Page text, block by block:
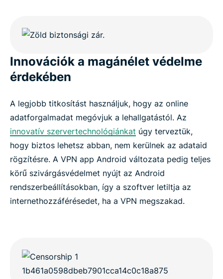
Innovációk a magánélet védelme
érdekében
A legjobb titkosítást használjuk, hogy az online
adatforgalmadat megóvjuk a lehallgatástól. Az
innovatív szervertechnológiánkat úgy terveztük,
hogy biztos lehetsz abban, nem kerülnek az adataid
rögzítésre. A VPN app Android változata pedig teljes
körű szivárgásvédelmet nyújt az Android
rendszerbeállításokban, így a szoftver letiltja az
internethozzáférésedet, ha a VPN megszakad.